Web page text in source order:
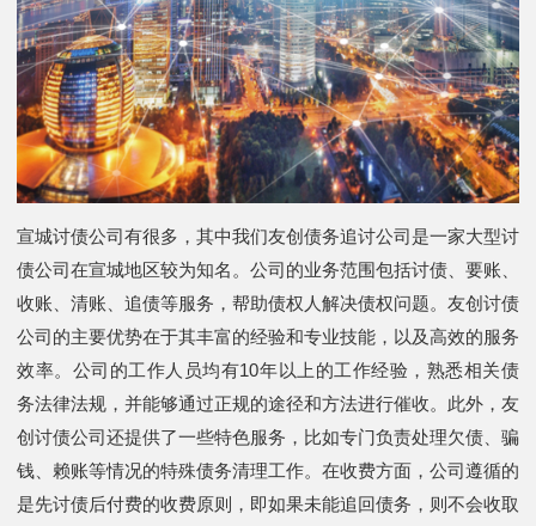
宣城讨债公司有很多，其中我们友创债务追讨公司是一家大型讨
债公司在宣城地区较为知名。公司的业务范围包括讨债、要账、
收账、清账、追债等服务，帮助债权人解决债权问题。友创讨债
公司的主要优势在于其丰富的经验和专业技能，以及高效的服务
效率。公司的工作人员均有10年以上的工作经验，熟悉相关债
务法律法规，并能够通过正规的途径和方法进行催收。此外，友
创讨债公司还提供了一些特色服务，比如专门负责处理欠债、骗
钱、赖账等情况的特殊债务清理工作。在收费方面，公司遵循的
是先讨债后付费的收费原则，即如果未能追回债务，则不会收取